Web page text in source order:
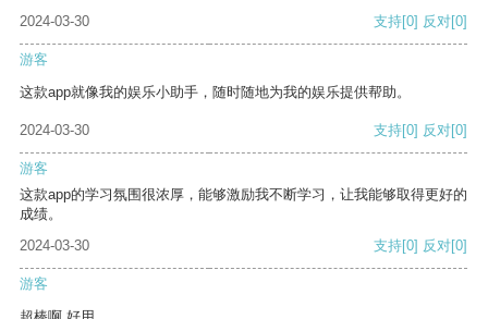
2024-03-30
支持[0] 反对[0]
游客
这款app就像我的娱乐小助手，随时随地为我的娱乐提供帮助。
2024-03-30 支持[0] 反对[0]
游客
这款app的学习氛围很浓厚，能够激励我不断学习，让我能够取得更好的
成绩。
2024-03-30
支持[0] 反对[0]
游客